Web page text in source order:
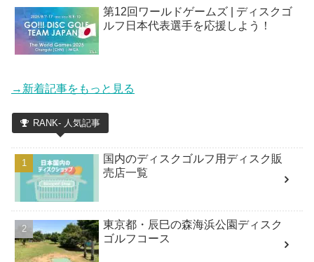
第12回ワールドゲームズ | ディスクゴ
ルフ日本代表選手を応援しよう！
→新着記事をもっと見る
RANK- 人気記事
国内のディスクゴルフ用ディスク販
売店一覧
東京都・辰巳の森海浜公園ディスク
ゴルフコース